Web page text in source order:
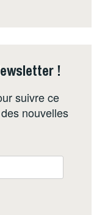
!
suivre ce
nouvelles